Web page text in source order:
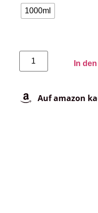
1000ml
In
Auf amazon